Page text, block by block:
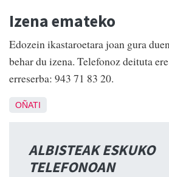
Izena emateko
Edozein ikastaroetara joan gura
behar du izena. Telefonoz deituta
erreserba: 943 71 83 20.
OÑATI
ALBISTEAK ESKUKO
TELEFONOAN